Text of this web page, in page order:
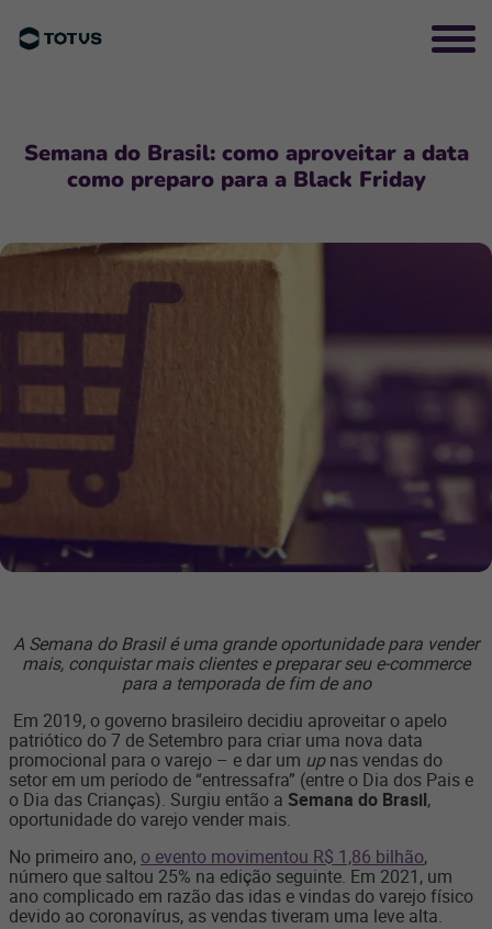
Semana do Brasil: como aproveitar a data
como preparo para a Black Friday
A Semana do Brasil é uma grande oportunidade para vender
mais, conquistar mais clientes e preparar seu e-commerce
para a temporada de fim de ano
Em 2019, o governo brasileiro decidiu aproveitar o apelo
patriótico do 7 de Setembro para criar uma nova data
promocional para o varejo – e dar um upnas vendas do
setor em um período de “entressafra” (entre o Dia dos Pais e
o Dia das Crianças). Surgiu então a Semana do Brasil,
oportunidade do varejo vender mais.
No primeiro ano, o evento movimentou R$ 1,86 bilhão,
número que saltou 25% na edição seguinte. Em 2021, um
ano complicado em razão das idas e vindas do varejo físico
devido ao coronavírus, as vendas tiveram uma leve alta.